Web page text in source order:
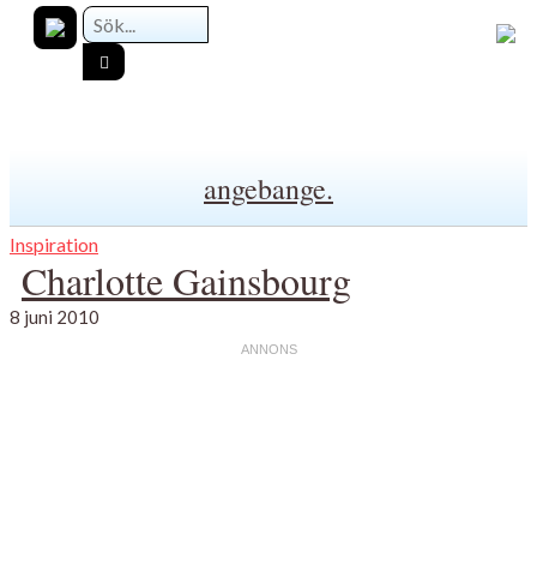
angebange.
Inspiration
Charlotte Gainsbourg
8 juni 2010